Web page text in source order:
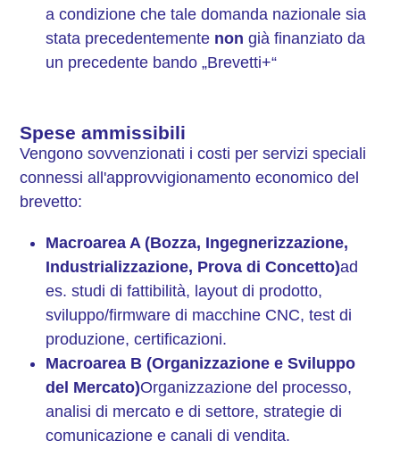
a condizione che tale domanda nazionale sia
stata precedentemente non già finanziato da
un precedente bando „Brevetti+“
Spese ammissibili
Vengono sovvenzionati i costi per servizi speciali
connessi all'approvvigionamento economico del
brevetto:
Macroarea A (Bozza, Ingegnerizzazione,
Industrializzazione, Prova di Concetto)ad
es. studi di fattibilità, layout di prodotto,
sviluppo/firmware di macchine CNC, test di
produzione, certificazioni.
Macroarea B (Organizzazione e Sviluppo
del Mercato)Organizzazione del processo,
analisi di mercato e di settore, strategie di
comunicazione e canali di vendita.